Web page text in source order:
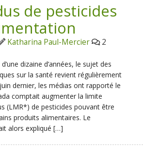
de pesticides
Katharina Paul-Mercier
2
dizaine d’années, le sujet des
sur la santé revient régulièrement
dernier, les médias ont rapporté le
comptait augmenter la limite
(LMR*) de pesticides pouvant être
produits alimentaires. Le
alors expliqué […]